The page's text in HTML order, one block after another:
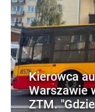
Kierowca
Warszawie
ZTM.